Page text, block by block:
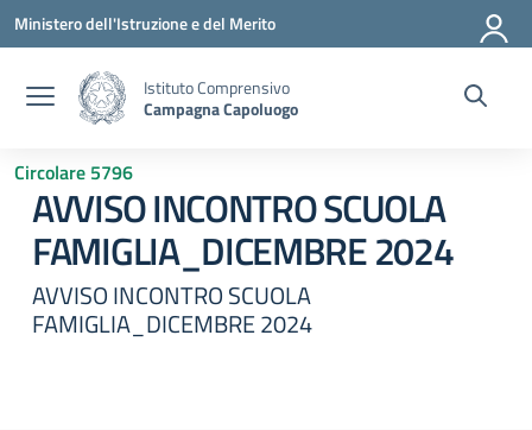
Vai ai contenuti
Vai al menu di navigazione
Vai al footer
Ministero dell'Istruzione e del Merito
Istituto Comprensivo
Campagna Capoluogo
Circolare 5796
AVVISO INCONTRO SCUOLA
FAMIGLIA_DICEMBRE 2024
AVVISO INCONTRO SCUOLA
FAMIGLIA_DICEMBRE 2024